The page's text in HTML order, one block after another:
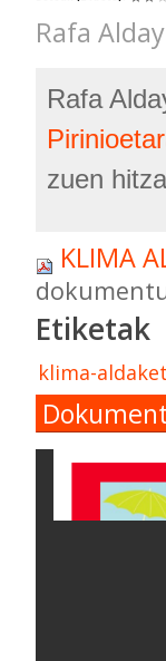
Rafa
Rafa
zuen
KLIMA
Etiketak
klima-